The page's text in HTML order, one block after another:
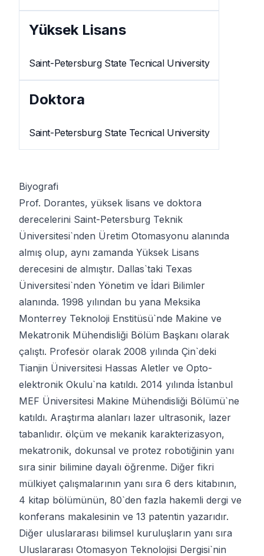
Yüksek Lisans
Saint-Petersburg State Tecnical University
Doktora
Saint-Petersburg State Tecnical University
Biyografi
Prof. Dorantes, yüksek lisans ve doktora
derecelerini Saint-Petersburg Teknik
Üniversitesi`nden Üretim Otomasyonu alanında
almış olup, aynı zamanda Yüksek Lisans
derecesini de almıştır. Dallas`taki Texas
Üniversitesi`nden Yönetim ve İdari Bilimler
alanında. 1998 yılından bu yana Meksika
Monterrey Teknoloji Enstitüsü`nde Makine ve
Mekatronik Mühendisliği Bölüm Başkanı olarak
çalıştı. Profesör olarak 2008 yılında Çin`deki
Tianjin Üniversitesi Hassas Aletler ve Opto-
elektronik Okulu`na katıldı. 2014 yılında İstanbul
MEF Üniversitesi Makine Mühendisliği Bölümü`ne
katıldı. Araştırma alanları lazer ultrasonik, lazer
tabanlıdır. ölçüm ve mekanik karakterizasyon,
mekatronik, dokunsal ve protez robotiğinin yanı
sıra sinir bilimine dayalı öğrenme. Diğer fikri
mülkiyet çalışmalarının yanı sıra 6 ders kitabının,
4 kitap bölümünün, 80`den fazla hakemli dergi ve
konferans makalesinin ve 13 patentin yazarıdır.
Diğer uluslararası bilimsel kuruluşların yanı sıra
Uluslararası Otomasyon Teknolojisi Dergisi`nin